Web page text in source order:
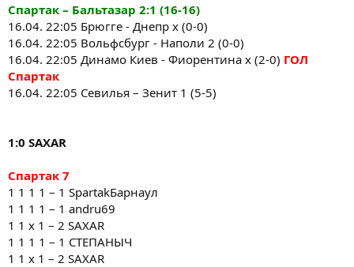
Спартак – Бальтазар 2:1 (16-16)
16.04. 22:05 Брюгге - Днепр х (0-0)
16.04. 22:05 Вольфсбург - Наполи 2 (0-0)
16.04. 22:05 Динамо Киев - Фиорентина х (2-0) ГОЛ
Спартак
16.04. 22:05 Севилья – Зенит 1 (5-5)
1:0 SAXAR
Спартак 7
1 1 1 1 – 1 SpartakБарнаул
1 1 1 1 – 1 andru69
1 1 x 1 – 2 SAXAR
1 1 1 1 – 1 СТЕПАНЫЧ
1 1 x 1 – 2 SAXAR